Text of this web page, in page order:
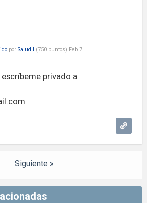
por Salud I (750 puntos) Feb 7
privado a
Siguiente »